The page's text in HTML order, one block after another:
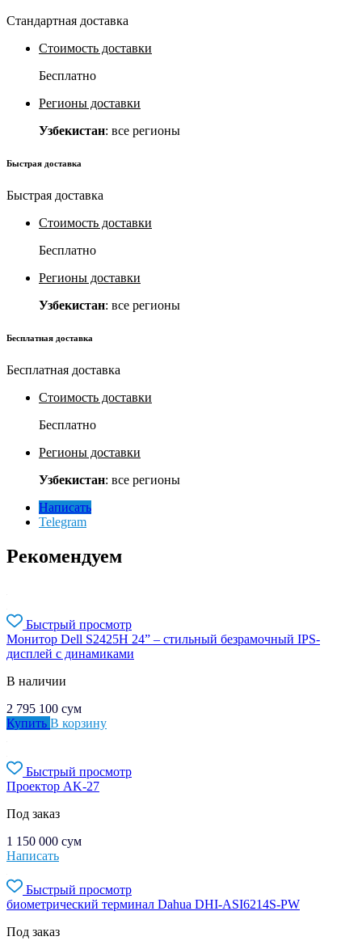
Стандартная доставка
Стоимость доставки
Бесплатно
Регионы доставки
Узбекистан: все регионы
Быстрая доставка
Быстрая доставка
Стоимость доставки
Бесплатно
Регионы доставки
Узбекистан: все регионы
Бесплатная доставка
Бесплатная доставка
Стоимость доставки
Бесплатно
Регионы доставки
Узбекистан: все регионы
Написать
Telegram
Рекомендуем
Быстрый просмотр
Монитор Dell S2425H 24” – стильный безрамочный IPS-
дисплей с динамиками
В наличии
2 795 100 сум
Купить В корзину
Быстрый просмотр
Проектор AK-27
Под заказ
1 150 000 сум
Написать
Быстрый просмотр
биометрический терминал Dahua DHI-ASI6214S-PW
Под заказ